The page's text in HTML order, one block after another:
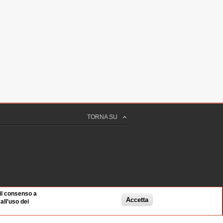
TORNA SU
consenso a
dei
Accetta